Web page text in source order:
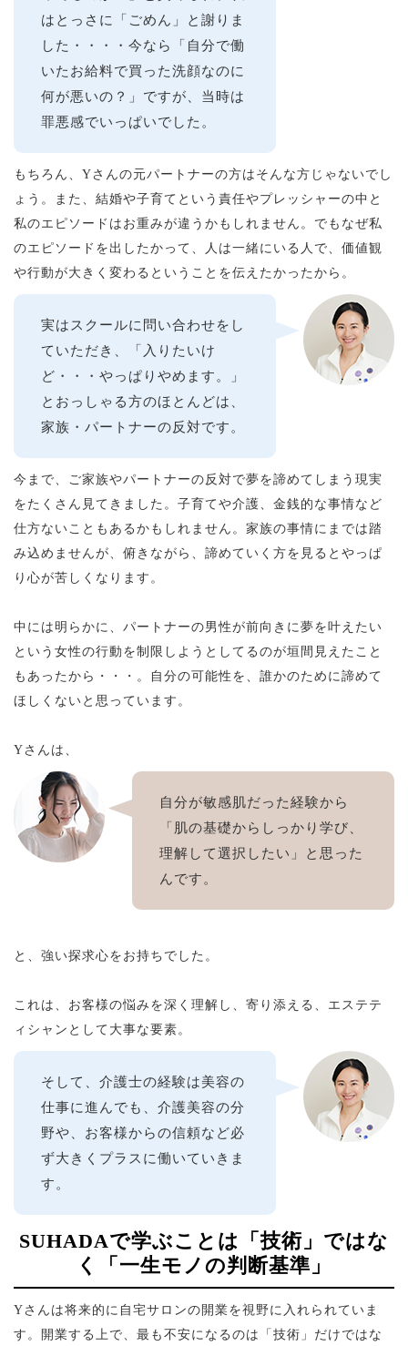
はとっさに「ごめん」と謝りま
した・・・・今なら「自分で働
いたお給料で買った洗顔なのに
何が悪いの？」ですが、当時は
罪悪感でいっぱいでした。
もちろん、Yさんの元パートナーの方はそんな方じゃないでし
ょう。また、結婚や子育てという責任やプレッシャーの中と
私のエピソードはお重みが違うかもしれません。でもなぜ私
のエピソードを出したかって、人は一緒にいる人で、価値観
や行動が大きく変わるということを伝えたかったから。
実はスクールに問い合わせをし
ていただき、「入りたいけ
ど・・・やっぱりやめます。」
とおっしゃる方のほとんどは、
家族・パートナーの反対です。
今まで、ご家族やパートナーの反対で夢を諦めてしまう現実
をたくさん見てきました。子育てや介護、金銭的な事情など
仕方ないこともあるかもしれません。家族の事情にまでは踏
み込めませんが、俯きながら、諦めていく方を見るとやっぱ
り心が苦しくなります。
中には明らかに、パートナーの男性が前向きに夢を叶えたい
という女性の行動を制限しようとしてるのが垣間見えたこと
もあったから・・・。自分の可能性を、誰かのために諦めて
ほしくないと思っています。
Yさんは、
自分が敏感肌だった経験から
「肌の基礎からしっかり学び、
理解して選択したい」と思った
んです。
と、強い探求心をお持ちでした。
これは、お客様の悩みを深く理解し、寄り添える、エステテ
ィシャンとして大事な要素。
そして、介護士の経験は美容の
仕事に進んでも、介護美容の分
野や、お客様からの信頼など必
ず大きくプラスに働いていきま
す。
SUHADAで学ぶことは「技術」ではな
く「一生モノの判断基準」
Yさんは将来的に自宅サロンの開業を視野に入れられていま
す。開業する上で、最も不安になるのは「技術」だけではな